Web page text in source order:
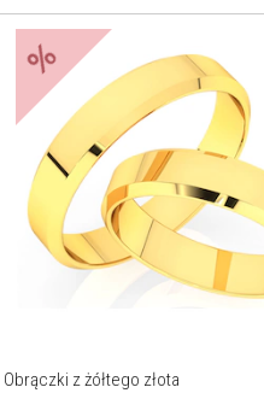
%
Obrączki z żółtego złota